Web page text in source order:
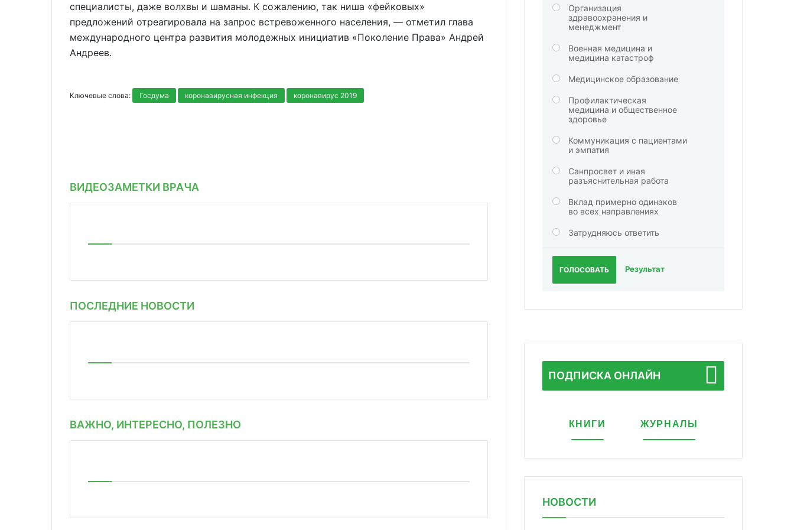
специалисты, даже волхвы и шаманы. К сожалению, так ниша «фейковых»
предложений отреагировала на запрос встревоженного населения, — отметил глава
международного центра развития молодежных инициатив «Поколение Права» Андрей
Андреев.
Ключевые слова: Госдума коронавирусная инфекция коронавирус 2019
ВИДЕОЗАМЕТКИ ВРАЧА
ПОСЛЕДНИЕ НОВОСТИ
ВАЖНО, ИНТЕРЕСНО, ПОЛЕЗНО
Организация
здравоохранения и
менеджмент
Военная медицина и
медицина катастроф
Медицинское образование
Профилактическая
медицина и общественное
здоровье
Коммуникация с пациентами
и эмпатия
Санпросвет и иная
разъяснительная работа
Вклад примерно одинаков
во всех направлениях
Затрудняюсь ответить
ГОЛОСОВАТЬ Результат
ПОДПИСКА ОНЛАЙН
КНИГИ ЖУРНАЛЫ
НОВОСТИ